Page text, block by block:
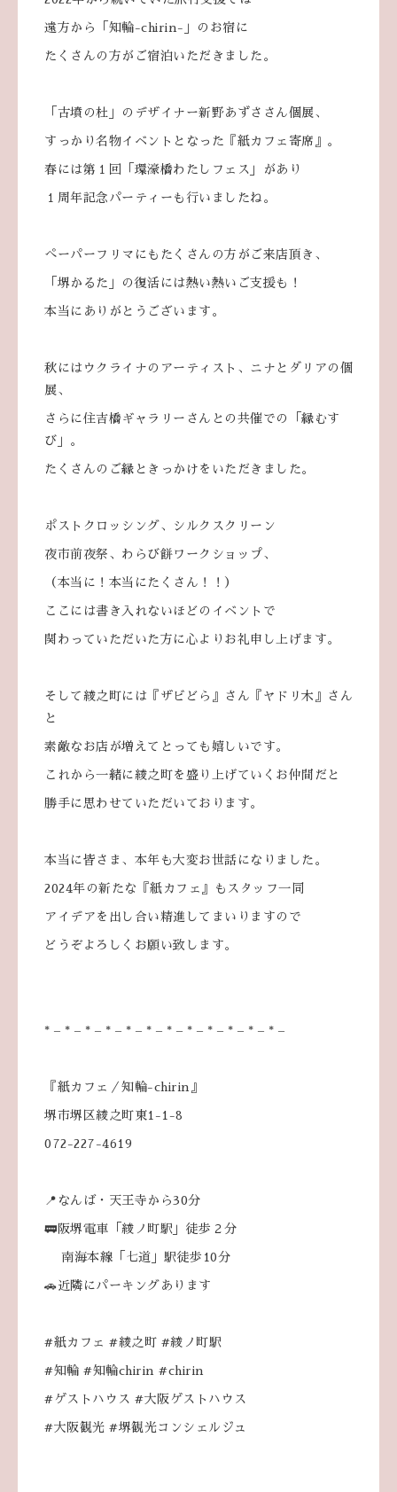
遠方から「知輪-chirin-」のお宿に
たくさんの方がご宿泊いただきました。
「古墳の杜」のデザイナー新野あずささん個展、
すっかり名物イベントとなった『紙カフェ寄席』。
春には第１回「環濠橋わたしフェス」があり
１周年記念パーティーも行いましたね。
ぺーパーフリマにもたくさんの方がご来店頂き、
「堺かるた」の復活には熱い熱いご支援も！
本当にありがとうございます。
秋にはウクライナのアーティスト、ニナとダリアの個
展、
さらに住吉橋ギャラリーさんとの共催での「縁むす
び」。
たくさんのご縁ときっかけをいただきました。
ポストクロッシング、シルクスクリーン
夜市前夜祭、わらび餅ワークショップ、
（本当に！本当にたくさん！！）
ここには書き入れないほどのイベントで
関わっていただいた方に心よりお礼申し上げます。
そして綾之町には『ザビどら』さん『ヤドリ木』さん
と
素敵なお店が増えてとっても嬉しいです。
これから一緒に綾之町を盛り上げていくお仲間だと
勝手に思わせていただいております。
本当に皆さま、本年も大変お世話になりました。
2024年の新たな『紙カフェ』もスタッフ一同
アイデアを出し合い精進してまいりますので
どうぞよろしくお願い致します。
* – * – * – * – * – * – * – * – * – * – * – * –
『紙カフェ／知輪-chirin』
堺市堺区綾之町東1-1-8
072-227-4619
📍なんば・天王寺から30分
🚃阪堺電車「綾ノ町駅」徒歩２分
南海本線「七道」駅徒歩10分
🚗近隣にパーキングあります
#紙カフェ #綾之町 #綾ノ町駅
#知輪 #知輪chirin #chirin
#ゲストハウス #大阪ゲストハウス
#大阪観光 #堺観光コンシェルジュ